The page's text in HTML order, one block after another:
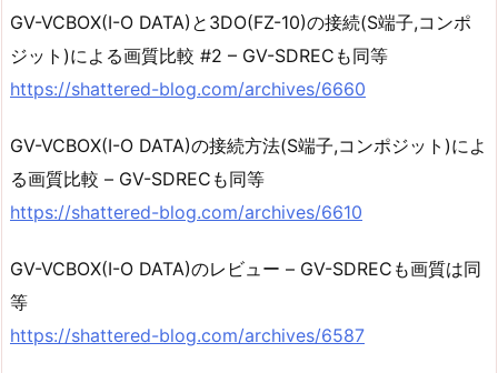
GV-VCBOX(I-O DATA)と3DO(FZ-10)の接続(S端子,コンポ
ジット)による画質比較 #2 – GV-SDRECも同等
https://shattered-blog.com/archives/6660
GV-VCBOX(I-O DATA)の接続方法(S端子,コンポジット)によ
る画質比較 – GV-SDRECも同等
https://shattered-blog.com/archives/6610
GV-VCBOX(I-O DATA)のレビュー – GV-SDRECも画質は同
等
https://shattered-blog.com/archives/6587